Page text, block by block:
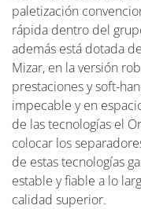
paletización
rápida dentro del
además está dotada
Mizar, en la versión
prestaciones y soft-
impecable y en
de las tecnologías el
colocar los
de estas tecnologías
estable y fiable a lo
calidad superior.